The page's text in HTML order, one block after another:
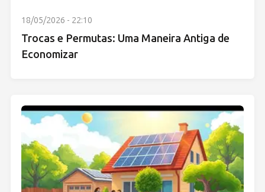
18/05/2026 - 22:10
Trocas e Permutas: Uma Maneira Antiga de
Economizar